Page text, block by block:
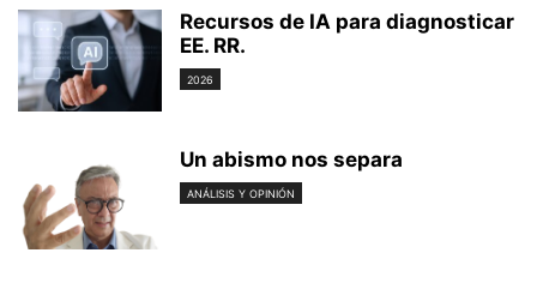
Recursos de IA para diagnosticar
EE. RR.
2026
Un abismo nos separa
ANÁLISIS Y OPINIÓN